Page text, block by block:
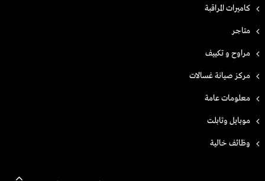
كاميرات المراقبة
متاجر
مراوح و تكييف
مركز صيانة غسالات
معلومات عامة
موبايل وتابلت
وظائف خالية